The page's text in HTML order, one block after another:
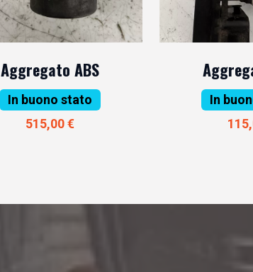
Aggregato ABS
In buono stato
515,00 €
In